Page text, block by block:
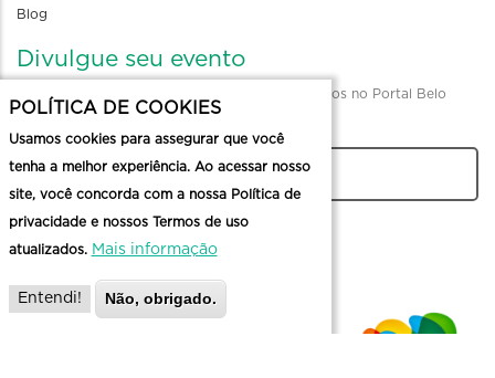
Blog
Divulgue seu evento
Envio de informações para divulgação de eventos no Portal Belo
Horizonte
CADASTRAR
POLÍTICA DE COOKIES
Usamos cookies para assegurar que você
tenha a melhor experiência. Ao acessar nosso
site, você concorda com a nossa Política de
privacidade e nossos Termos de uso
atualizados. Mais informação
Entendi! Não, obrigado.